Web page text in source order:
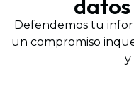
Defendemos tu
un compromiso
y